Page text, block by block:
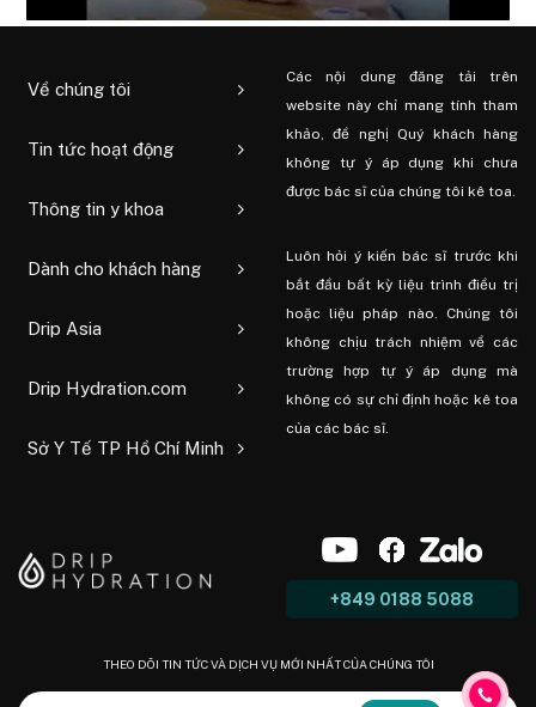
Về chúng tôi
Tin tức hoạt động
Thông tin y khoa
Dành cho khách hàng
Drip Asia
Drip Hydration.com
Sở Y Tế TP Hồ Chí Minh
Các nội dung đăng tải trên
website này chỉ mang tính tham
khảo, đề nghị Quý khách hàng
không tự ý áp dụng khi chưa
được bác sĩ của chúng tôi kê toa.
Luôn hỏi ý kiến ​​bác sĩ trước khi
bắt đầu bất kỳ liệu trình điều trị
hoặc liệu pháp nào. Chúng tôi
không chịu trách nhiệm về các
trường hợp tự ý áp dụng mà
không có sự chỉ định hoặc kê toa
của các bác sĩ.
+849 0188 5088
THEO DÕI TIN TỨC VÀ DỊCH VỤ MỚI NHẤT CỦA CHÚNG TÔI